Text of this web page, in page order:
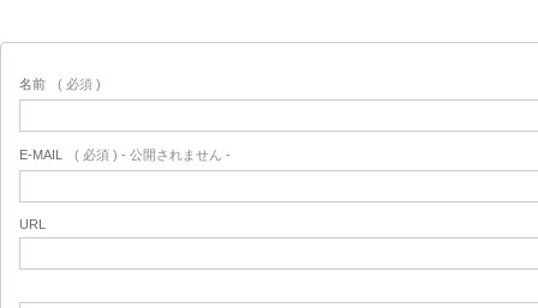
名前 ( 必須 )
E-MAIL ( 必須 ) - 公開されません -
URL